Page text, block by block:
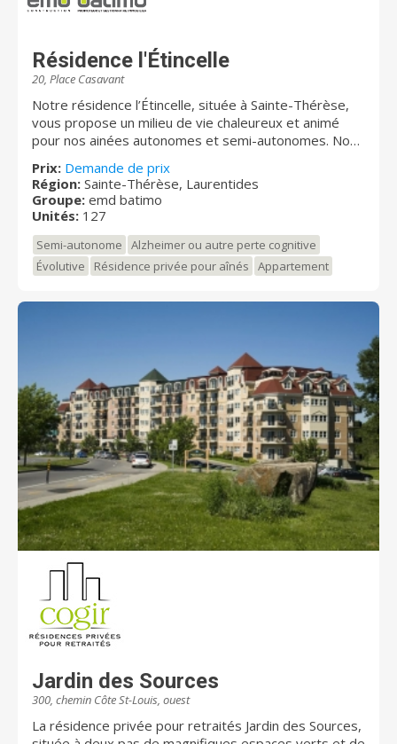
Résidence l'Étincelle
20, Place Casavant
Notre résidence l’Étincelle, située à Sainte-Thérèse,
vous propose un milieu de vie chaleureux et animé
pour nos ainées autonomes et semi-autonomes. Nous
dynamique et innovatrice. Notre mission est d’offrir
des services personnalisés en milieu de vie
chaleureux, respectueux et stimulant afin de maintenir
Prix: Demande de prix
Région: Sainte-Thérèse, Laurentides
Groupe: emd batimo
Unités: 127
Semi-autonome
Alzheimer ou autre perte cognitive
Évolutive
Résidence privée pour aînés Appartement
Jardin des Sources
300, chemin Côte St-Louis, ouest
La résidence privée pour retraités Jardin des Sources,